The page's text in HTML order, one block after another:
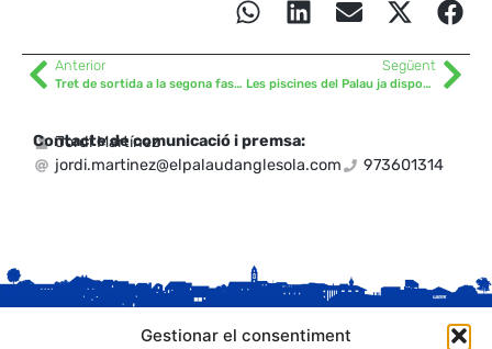
Gestionar el consentiment
Anterior
Tret de sortida a la segona fase d’ampliació del cementiri del Palau
Següent
Les piscines del Palau ja disposen de servei de bar, manteniment i socorrista per aquest estiu
Contacte de comunicació i premsa:
Jordi Martínez
jordi.martinez@elpalaudanglesola.com
973601314